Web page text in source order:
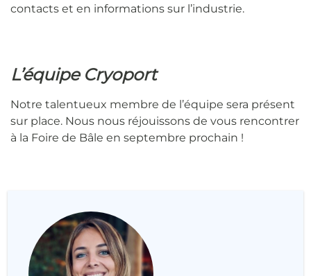
contacts et en informations sur l’industrie.
L’équipe Cryoport
Notre talentueux membre de l’équipe sera présent
sur place. Nous nous réjouissons de vous rencontrer
à la Foire de Bâle en septembre prochain !